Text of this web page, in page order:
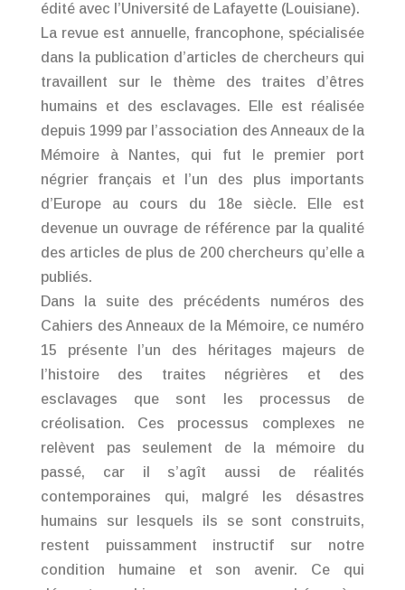
édité avec l’Université de Lafayette (Louisiane).
La revue est annuelle, francophone, spécialisée
dans la publication d’articles de chercheurs qui
travaillent sur le thème des traites d’êtres
humains et des esclavages. Elle est réalisée
depuis 1999 par l’association des Anneaux de la
Mémoire à Nantes, qui fut le premier port
négrier français et l’un des plus importants
d’Europe au cours du 18e siècle. Elle est
devenue un ouvrage de référence par la qualité
des articles de plus de 200 chercheurs qu’elle a
publiés.
Dans la suite des précédents numéros des
Cahiers des Anneaux de la Mémoire, ce numéro
15 présente l’un des héritages majeurs de
l’histoire des traites négrières et des
esclavages que sont les processus de
créolisation. Ces processus complexes ne
relèvent pas seulement de la mémoire du
passé, car il s’agît aussi de réalités
contemporaines qui, malgré les désastres
humains sur lesquels ils se sont construits,
restent puissamment instructif sur notre
condition humaine et son avenir. Ce qui